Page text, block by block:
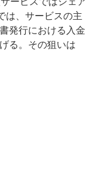
は、サービスの主
発行における入金
る。その狙いは